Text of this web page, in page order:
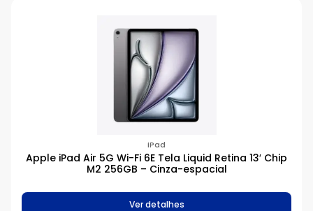
iPad
Apple iPad Air 5G Wi-Fi 6E Tela Liquid Retina 13′ Chip
M2 256GB – Cinza-espacial
Ver detalhes